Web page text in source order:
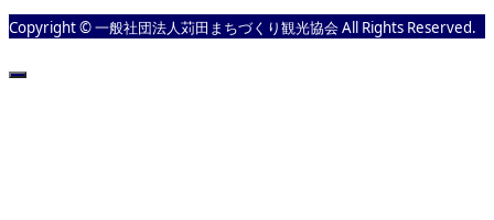
Copyright © 一般社団法人苅田まちづくり観光協会 All Rights Reserved.